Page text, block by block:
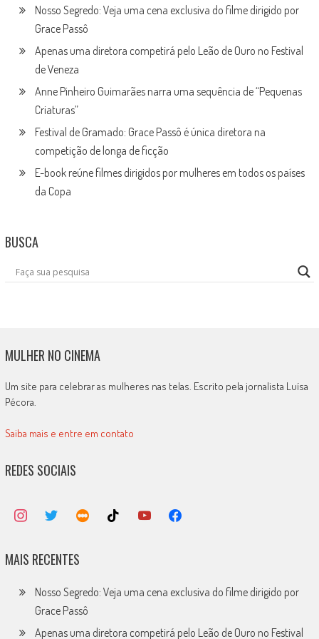
Nosso Segredo: Veja uma cena exclusiva do filme dirigido por
Grace Passô
Apenas uma diretora competirá pelo Leão de Ouro no Festival
de Veneza
Anne Pinheiro Guimarães narra uma sequência de “Pequenas
Criaturas”
Festival de Gramado: Grace Passô é única diretora na
competição de longa de ficção
E-book reúne filmes dirigidos por mulheres em todos os países
da Copa
BUSCA
MULHER NO CINEMA
Um site para celebrar as mulheres nas telas. Escrito pela jornalista Luísa
Pécora.
Saiba mais e entre em contato
REDES SOCIAIS
MAIS RECENTES
Nosso Segredo: Veja uma cena exclusiva do filme dirigido por
Grace Passô
Apenas uma diretora competirá pelo Leão de Ouro no Festival